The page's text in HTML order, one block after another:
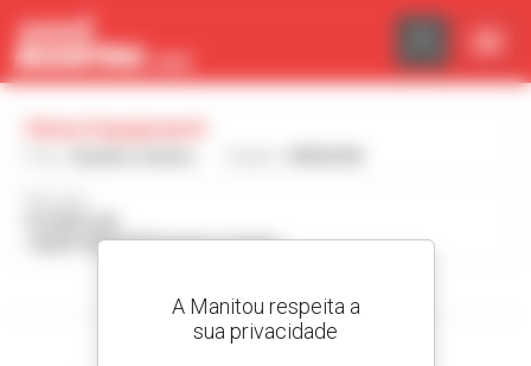
16630 CRESSON Estados Unidos
Visualizar os filtros de pesquisa
Painel de Gerenciamento de Cookies
A Manitou respeita a
sua privacidade